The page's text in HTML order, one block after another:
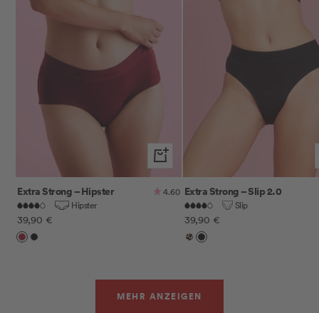
Schnellansicht
Extra Strong – Hipster
4.60
Hipster
Angebotspreis
39,90 €
CherrySchwarz
Extra Strong – Slip 2.0
Slip
Angebotspreis
39,90 €
LeoSchwarz
MEHR ANZEIGEN